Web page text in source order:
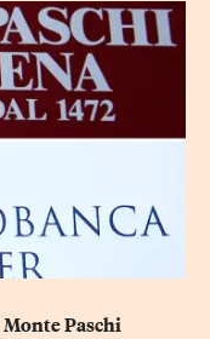
Paschi